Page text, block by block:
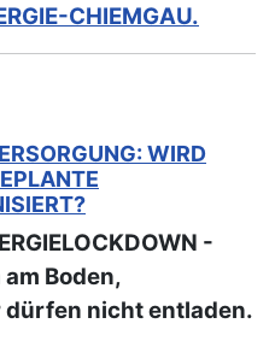
CHIEMGAU.
WIRD
-
Boden,
dürfen nicht entladen.